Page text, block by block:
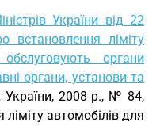
України від 22
ліміту
органи
органи, установи та
України, 2008 р., № 84,
автомобілів для